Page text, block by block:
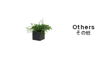
Others
その他